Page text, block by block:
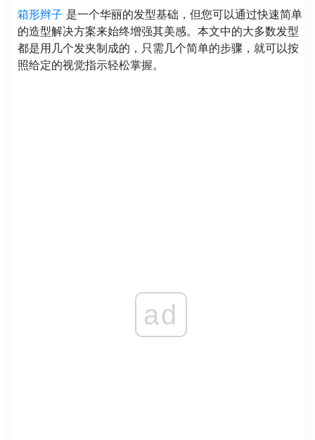
箱形辫子 是一个华丽的发型基础，但您可以通过快速简单
的造型解决方案来始终增强其美感。本文中的大多数发型
都是用几个发夹制成的，只需几个简单的步骤，就可以按
照给定的视觉指示轻松掌握。
ad